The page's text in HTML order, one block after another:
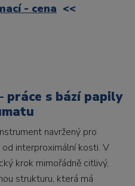
- cena <<
práce s bází papily
navržený pro
interproximální kosti. V
krok mimořádně citlivý,
strukturu, která má